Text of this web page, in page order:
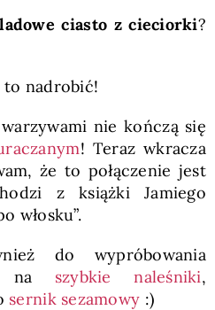
ciasto z cieciorki?
nadrobić!
nie kończą się
! Teraz wkracza
że to połączenie jest
z książki Jamiego
włosku”.
do wypróbowania
na szybkie naleśniki,
sernik sezamowy :)